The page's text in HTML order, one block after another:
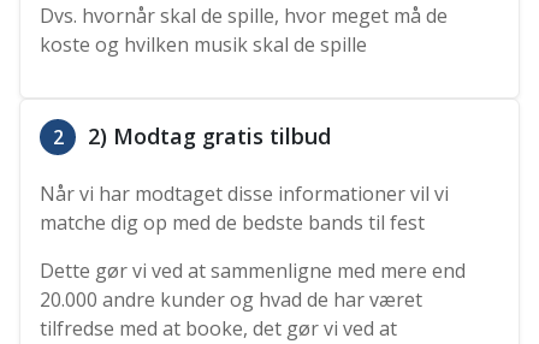
Dvs. hvornår skal de spille, hvor meget må de
koste og hvilken musik skal de spille
2 2) Modtag gratis tilbud
Når vi har modtaget disse informationer vil vi
matche dig op med de bedste bands til fest
Dette gør vi ved at sammenligne med mere end
20.000 andre kunder og hvad de har været
tilfredse med at booke, det gør vi ved at